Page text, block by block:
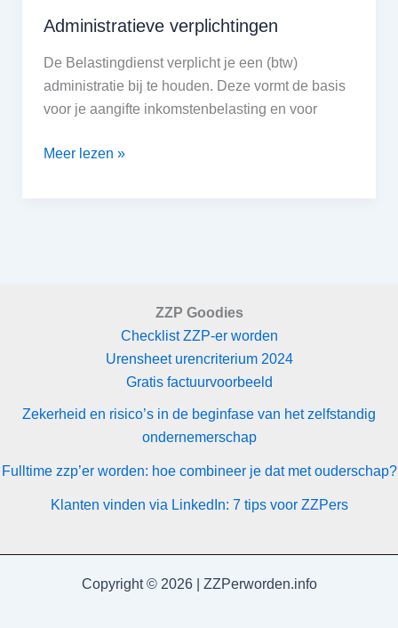
Administratieve verplichtingen
De Belastingdienst verplicht je een (btw)
administratie bij te houden. Deze vormt de basis
voor je aangifte inkomstenbelasting en voor
Administratieve
Meer lezen »
ZZP Goodies
Checklist ZZP-er worden
Urensheet urencriterium 2024
Gratis factuurvoorbeeld
Zekerheid en risico’s in de beginfase van het zelfstandig
ondernemerschap
Fulltime zzp’er worden: hoe combineer je dat met ouderschap?
Klanten vinden via LinkedIn: 7 tips voor ZZPers
Copyright © 2026 | ZZPerworden.info